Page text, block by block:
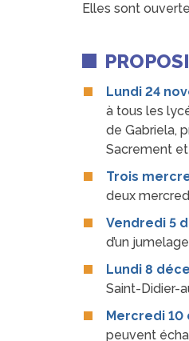
Elles sont
Lundi 24
à tous les
de Gabriela,
Sacrement
Trois
deux
Vendredi 5
d’un
Lundi 8
Saint-Didier-
Mercredi
peuvent